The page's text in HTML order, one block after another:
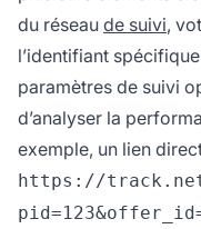
du réseau de suivi,
l’identifiant
paramètres de suivi
d’analyser la
exemple, un lien
https://